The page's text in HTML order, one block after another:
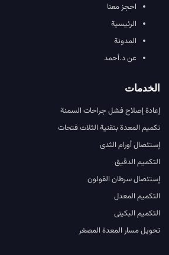
احجز معنا
الرئيسية
المدونة
عن د.أحمد
الخدمات
إعادة إصلاح فشل جراحات السمنة
تكميم المعدة بتقنية الثلاث فتحات
إستئصال أورام الثدى
التكميم الدقيق
إستئصال سرطان القولون
التكميم المعدل
التكميم البكينى
تحويل مسار المعدة المصغر